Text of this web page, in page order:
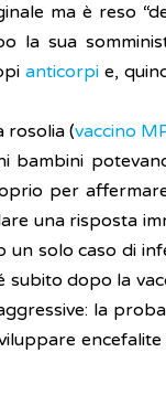
ma è reso
la sua
anticorpi e,
rosolia (vaccino
bambini
per
una risposta
solo caso di
dopo la
la